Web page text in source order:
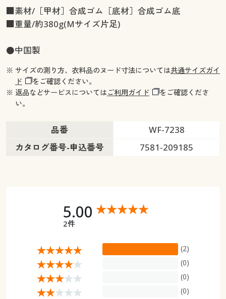
■素材/［甲材］合成ゴム［底材］合成ゴム底
■重量/約380g(Mサイズ片足)
●中国製
※ サイズの測り方、衣料品のヌード寸法については共通サイズガイ
ド
をご確認ください。
※ 返品などサービスについてはご利用ガイド
をご確認くださ
い。
品番
WF-7238
カタログ番号-申込番号
7581-209185
5.00
2件
(2)
(0)
(0)
(0)